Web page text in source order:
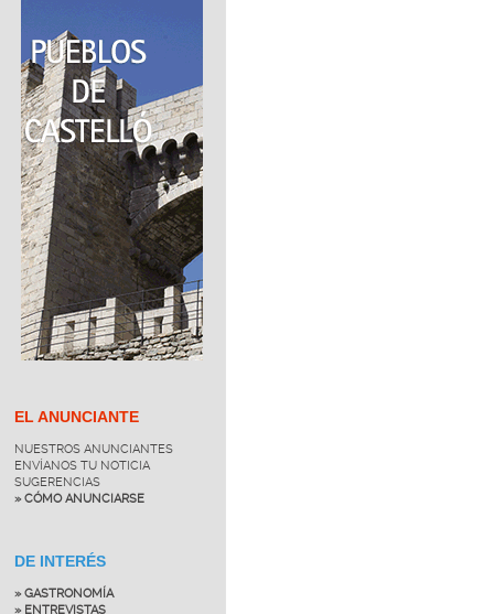
EL ANUNCIANTE
NUESTROS ANUNCIANTES
ENVÍANOS TU NOTICIA
SUGERENCIAS
» CÓMO ANUNCIARSE
DE INTERÉS
» GASTRONOMÍA
» ENTREVISTAS